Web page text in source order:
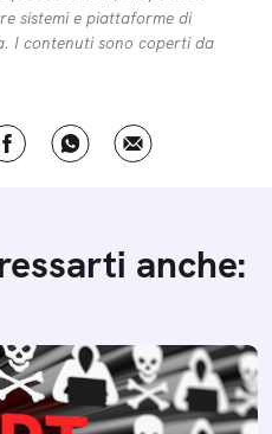
sistemi e piattaforme di
I contenuti sono coperti da
anche: